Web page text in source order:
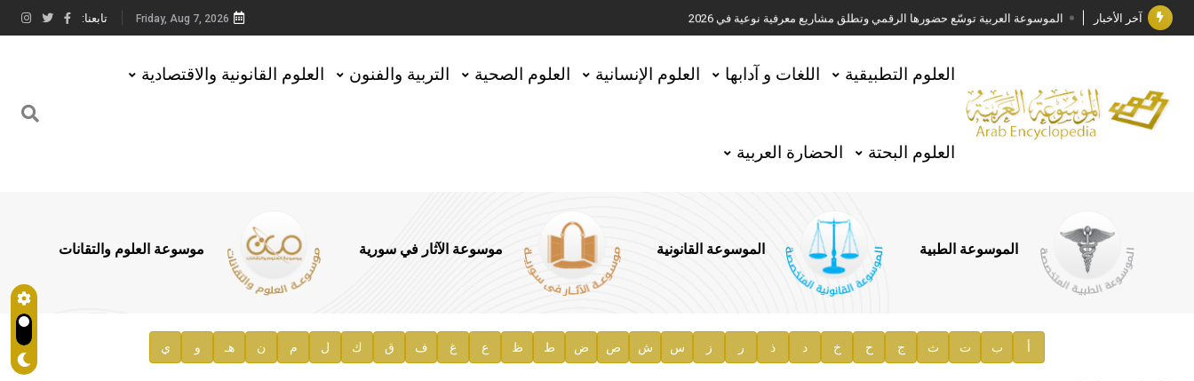
آخر الأخبار الموسوعة العربية توسّع حضورها الرقمي وتطلق مشاريع معرفية نوعية في 2026
جائزة مجمع الملك سلمان العالمي للغة العربية 2025
الأستاذ إياد خالد الطباع مدير عام لهيئة الموسوعة العربية
السيد محمد ياسين صالح وزيرا للثقافة
توصيات مجلس الإدارة
صدور المجلد السابع من موسوعة الآثار في سورية
إعلان..
Friday, Aug 7, 2026 تابعنا:
العلوم التطبيقية اللغات و آدابها العلوم الإنسانية العلوم الصحية التربية والفنون العلوم القانونية والاقتصادية
العلوم البحتة الحضارة العربية
الموسوعة الطبية الموسوعة القانونية موسوعة الآثار في سورية موسوعة العلوم والتقانات
أ ب ت ث ج ح خ د ذ ر ز س ش ص ض ط ظ ع غ ف ق ك ل م ن هـ و ي